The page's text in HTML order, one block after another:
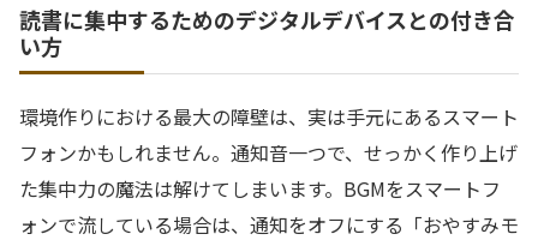
読書に集中するためのデジタルデバイスとの付き合
い方
環境作りにおける最大の障壁は、実は手元にあるスマート
フォンかもしれません。通知音一つで、せっかく作り上げ
た集中力の魔法は解けてしまいます。BGMをスマートフ
ォンで流している場合は、通知をオフにする「おやすみモ